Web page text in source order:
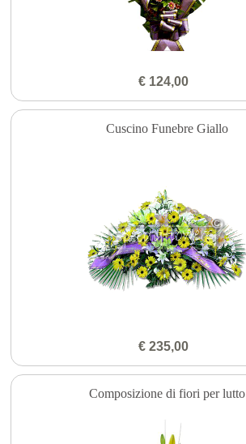
€ 124,00
Cuscino Funebre Giallo
€ 235,00
Composizione di fiori per lutto